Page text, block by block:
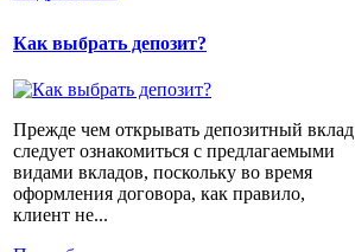
Как выбрать депозит?
Прежде чем открывать депозитный вклад
следует ознакомиться с предлагаемыми
видами вкладов, поскольку во время
оформления договора, как правило,
клиент не...